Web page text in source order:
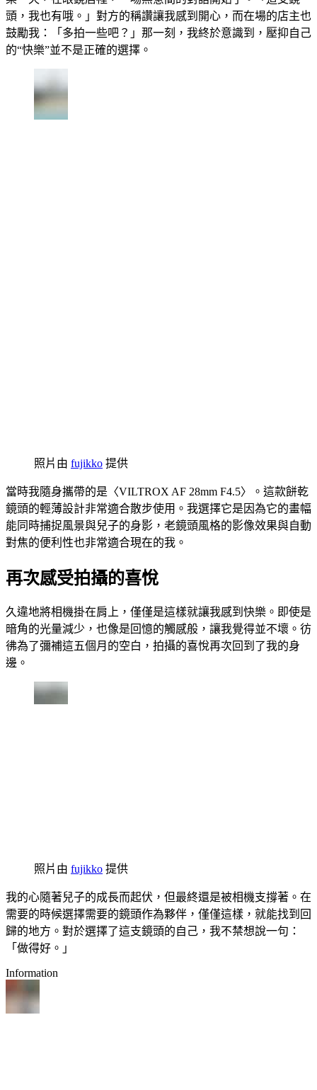
頭，我也有哦。」對方的稱讚讓我感到開心，而在場的店主也
鼓勵我：「多拍一些吧？」那一刻，我終於意識到，壓抑自己
的“快樂”並不是正確的選擇。
照片由 fujikko 提供
當時我隨身攜帶的是〈VILTROX AF 28mm F4.5〉。這款餅乾
鏡頭的輕薄設計非常適合散步使用。我選擇它是因為它的畫幅
能同時捕捉風景與兒子的身影，老鏡頭風格的影像效果與自動
對焦的便利性也非常適合現在的我。
再次感受拍攝的喜悅
久違地將相機掛在肩上，僅僅是這樣就讓我感到快樂。即使是
暗角的光量減少，也像是回憶的觸感般，讓我覺得並不壞。彷
彿為了彌補這五個月的空白，拍攝的喜悅再次回到了我的身
邊。
照片由 fujikko 提供
我的心隨著兒子的成長而起伏，但最終還是被相機支撐著。在
需要的時候選擇需要的鏡頭作為夥伴，僅僅這樣，就能找到回
歸的地方。對於選擇了這支鏡頭的自己，我不禁想說一句：
「做得好。」
Information